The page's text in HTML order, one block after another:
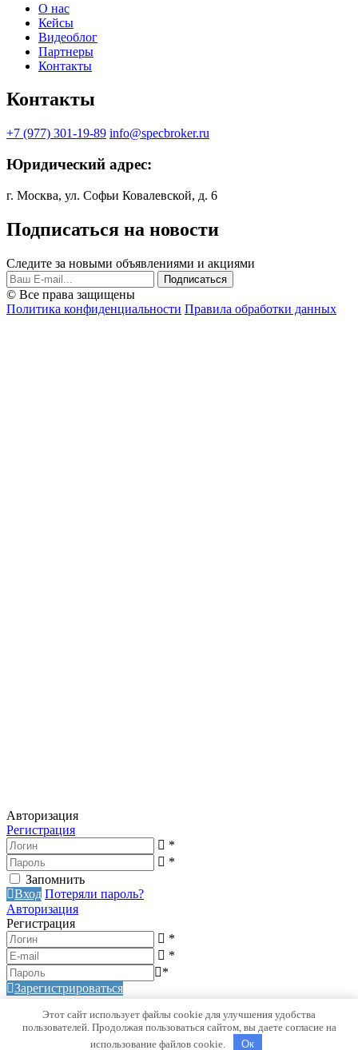
О нас
Кейсы
Видеоблог
Партнеры
Контакты
Контакты
+7 (977) 301-19-89 info@specbroker.ru
Юридический адрес:
г. Москва, ул. Софьи Ковалевской, д. 6
Подписаться на новости
Следите за новыми объявлениями и акциями
Подписаться
© Все права защищены
Политика конфиденциальности Правила обработки данных
Авторизация
Регистрация
*
*
Запомнить
Вход Потеряли пароль?
Авторизация
Регистрация
*
*
*
Зарегистрироваться
Авторизация Регистрация
Генерация пароля
Этот сайт использует файлы cookie для улучшения удобства
пользователей. Продолжая пользоваться сайтом, вы даете согласие на
использование файлов cookie.
Oк